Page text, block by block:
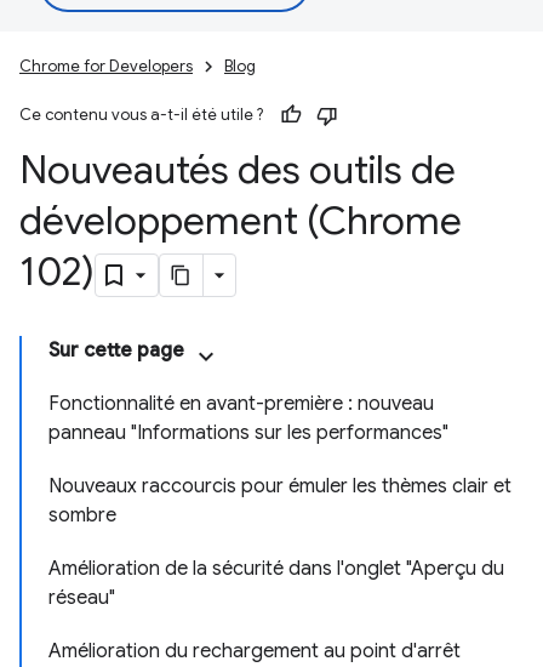
Chrome for Developers Blog
Ce contenu vous a-t-il été utile ?
Nouveautés des outils de
développement (Chrome
102)
Sur cette page
Fonctionnalité en avant-première : nouveau
panneau "Informations sur les performances"
Nouveaux raccourcis pour émuler les thèmes clair et
sombre
Amélioration de la sécurité dans l'onglet "Aperçu du
réseau"
Amélioration du rechargement au point d'arrêt